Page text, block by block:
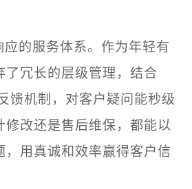
应的服务体系。作为年轻有
了冗长的层级管理，结合
馈机制，对客户疑问能秒级
修改还是售后维保，都能以
，用真诚和效率赢得客户信